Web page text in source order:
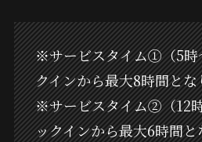
※サービスタイム①（5時
クインから最大8時間とな
※サービスタイム②（12
ックインから最大6時間と